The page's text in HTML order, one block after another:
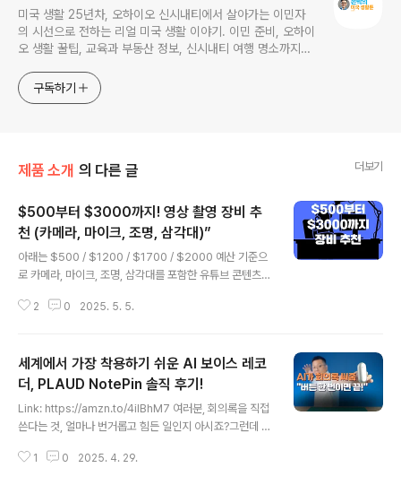
미국 생활 25년차, 오하이오 신시내티에서 살아가는 이민자
의 시선으로 전하는 리얼 미국 생활 이야기. 이민 준비, 오하이
오 생활 꿀팁, 교육과 부동산 정보, 신시내티 여행 명소까지—
사전!구독하기
제품 소개 의 다른 글 더보기
$500부터 $3000까지! 영상 촬영 장비 추
천 (카메라, 마이크, 조명, 삼각대)”
아래는 $500 / $1200 / $1700 / $2000 예산 기준으
로 카메라, 마이크, 조명, 삼각대를 포함한 유튜브 콘텐츠
자용, 스마트폰 활용 중심)항목제품 추천가격(예상)📱카메
wer 2-Pack LED Softbox Lighting Kit$100📸삼각
대UBeesize 67” Tripod with Phone Mount$40기
타마이크 스마트폰 어댑터, 조명 연장선 등 소모품$50 ✅
총합 약 $340~$400📌 장점: 스마트폰만 있어도 가능.
무선 마이크로 음질 개선, 조명으로 화질 향상📌 비..
2 0 2025. 5. 5.
세계에서 가장 착용하기 쉬운 AI 보이스 레코
더, PLAUD NotePin 솔직 후기!
Link: https://amzn.to/4iIBhM7 여러분, 회의록을 직접
쓴다는 것, 얼마나 번거롭고 힘든 일인지 아시죠?그런데 이
자동으로 요약해준다면 믿으시겠어요?오늘은 제가 직접 2
1 0 2025. 4. 29.